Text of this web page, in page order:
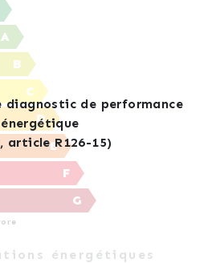
A
B
C
D
E
F
G
énergétiques